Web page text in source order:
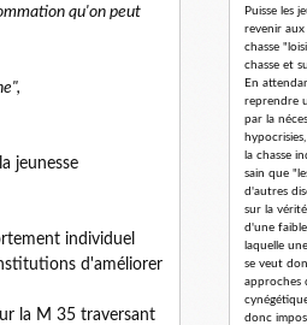
qu'on peut
jeunesse
individuel
d'améliorer
la M 35 traversant
Puisse les
revenir aux
chasse
chasse et
En
reprendre
par la
la chasse
sain que
d'autres
sur la
d'une
laquelle
se veut
approches
donc